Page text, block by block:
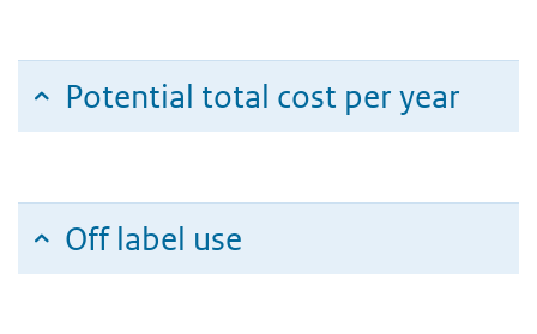
Potential total cost per year
Off label use